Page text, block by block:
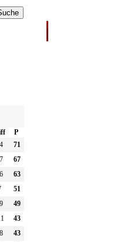
P
71
67
63
51
49
43
43